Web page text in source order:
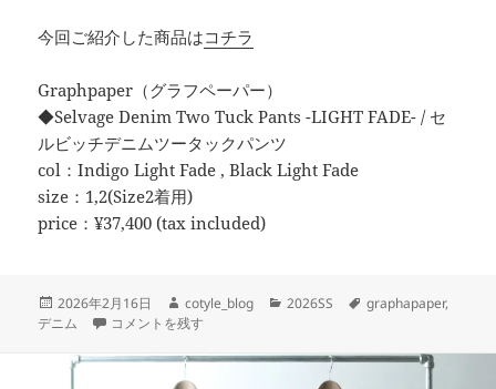
今回ご紹介した商品はコチラ
Graphpaper（グラフペーパー）
◆Selvage Denim Two Tuck Pants -LIGHT FADE- / セ
ルビッチデニムツータックパンツ
col：Indigo Light Fade , Black Light Fade
size：1,2(Size2着用)
price：¥37,400 (tax included)
投
稿
2026年2月16日
作
成
cotyle_blog
カ
リ
2026SS
タ
graphapaper,
デニム
1本持っておきたいデニム に
コメントを残す